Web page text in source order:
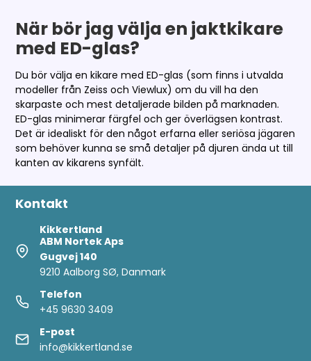
När bör jag välja en jaktkikare
med ED-glas?
Du bör välja en kikare med ED-glas (som finns i utvalda
modeller från Zeiss och Viewlux) om du vill ha den
skarpaste och mest detaljerade bilden på marknaden.
ED-glas minimerar färgfel och ger överlägsen kontrast.
Det är idealiskt för den något erfarna eller seriösa jägaren
som behöver kunna se små detaljer på djuren ända ut till
kanten av kikarens synfält.
Kontakt
Kikkertland
ABM Nortek Aps
Gugvej 140
9210 Aalborg SØ, Danmark
Telefon
+45 9630 3409
E-post
info@kikkertland.se